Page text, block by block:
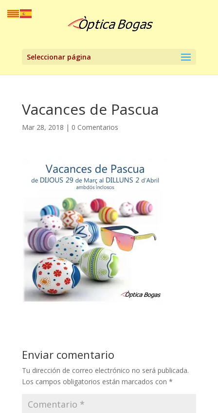
Seleccionar página
Vacances de Pascua
Mar 28, 2018 | 0 Comentarios
Enviar comentario
Tu dirección de correo electrónico no será publicada.
Los campos obligatorios están marcados con *